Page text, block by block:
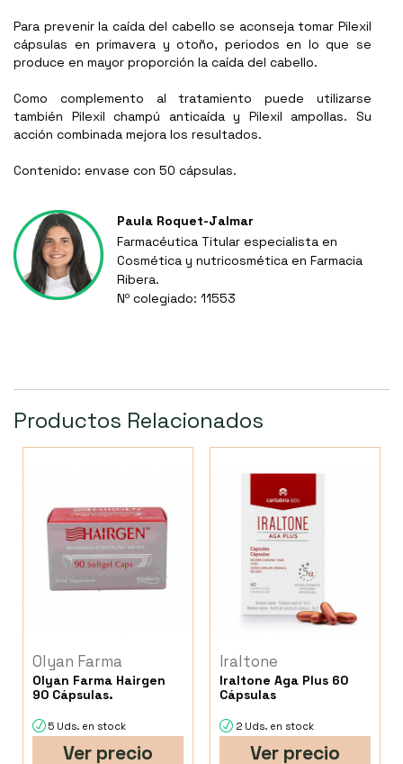
Para prevenir la caída del cabello se aconseja tomar Pilexil
cápsulas en primavera y otoño, periodos en lo que se
produce en mayor proporción la caída del cabello.
Como complemento al tratamiento puede utilizarse
también Pilexil champú anticaída y Pilexil ampollas. Su
acción combinada mejora los resultados.
Contenido: envase con 50 cápsulas.
Paula Roquet-Jalmar
Farmacéutica Titular especialista en
Cosmética y nutricosmética en Farmacia
Ribera.
Nº colegiado: 11553
Productos Relacionados
Olyan Farma
Olyan Farma Hairgen
90 Cápsulas.
5 Uds. en stock
Ver precio
Iraltone
Iraltone Aga Plus 60
Cápsulas
2 Uds. en stock
Ver precio